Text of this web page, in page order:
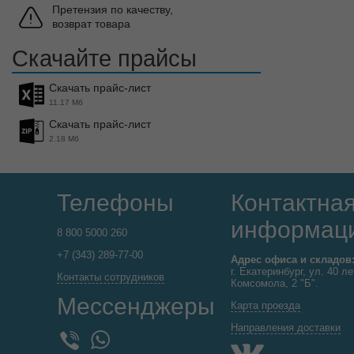
Претензия по качеству,
возврат товара
Скачайте прайсы
Скачать прайс-лист
11.17 Мб
Скачать прайс-лист
2.18 Мб
Телефоны
8 800 5000 260
+7 (343) 289-77-00
Контакты сотрудников
Мессенджеры
WhatsApp
Адрес офиса и складов:
г. Екатеринбург, ул. 40
Комсомола, 2 "Б".
Карта проезда
Направления доставки